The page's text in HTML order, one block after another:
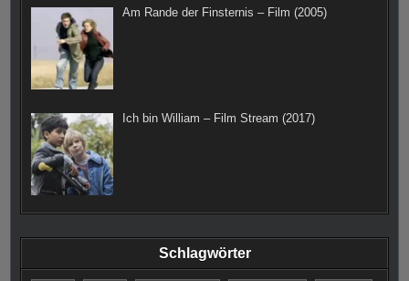
Am Rande der Finsternis – Film (2005)
Ich bin William – Film Stream (2017)
Schlagwörter